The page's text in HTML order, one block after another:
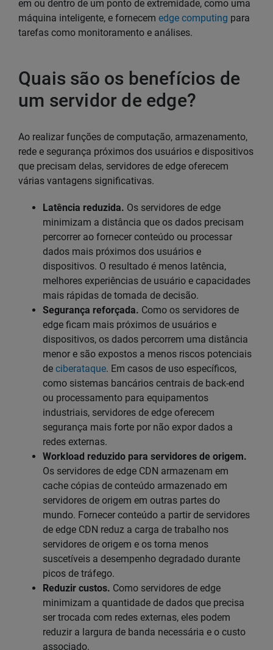
em ou dentro de um ponto de extremidade, como uma
máquina inteligente, e fornecem edge computing para
tarefas como monitoramento e análises.
Quais são os benefícios de
um servidor de edge?
Ao realizar funções de computação, armazenamento,
rede e segurança próximos dos usuários e dispositivos
que precisam delas, servidores de edge oferecem
várias vantagens significativas.
Latência reduzida. Os servidores de edge
minimizam a distância que os dados precisam
percorrer ao fornecer conteúdo ou processar
dados mais próximos dos usuários e
dispositivos. O resultado é menos latência,
melhores experiências de usuário e capacidades
mais rápidas de tomada de decisão.
Segurança reforçada. Como os servidores de
edge ficam mais próximos de usuários e
dispositivos, os dados percorrem uma distância
menor e são expostos a menos riscos potenciais
de ciberataque. Em casos de uso específicos,
como sistemas bancários centrais de back-end
ou processamento para equipamentos
industriais, servidores de edge oferecem
segurança mais forte por não expor dados a
redes externas.
Workload reduzido para servidores de origem.
Os servidores de edge CDN armazenam em
cache cópias de conteúdo armazenado em
servidores de origem em outras partes do
mundo. Fornecer conteúdo a partir de servidores
de edge CDN reduz a carga de trabalho nos
servidores de origem e os torna menos
suscetíveis a desempenho degradado durante
picos de tráfego.
Reduzir custos. Como servidores de edge
minimizam a quantidade de dados que precisa
ser trocada com redes externas, eles podem
reduzir a largura de banda necessária e o custo
associado.